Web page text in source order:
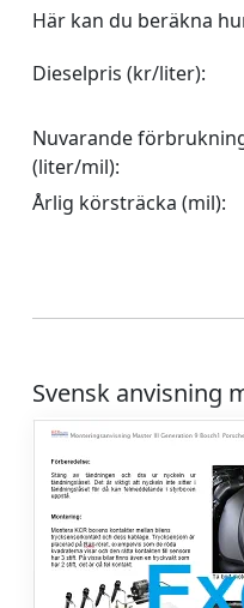
Här kan du beräkna
Dieselpris (kr/liter):
Nuvarande
(liter/mil):
Årlig körsträcka (mil):
Svensk anvisning